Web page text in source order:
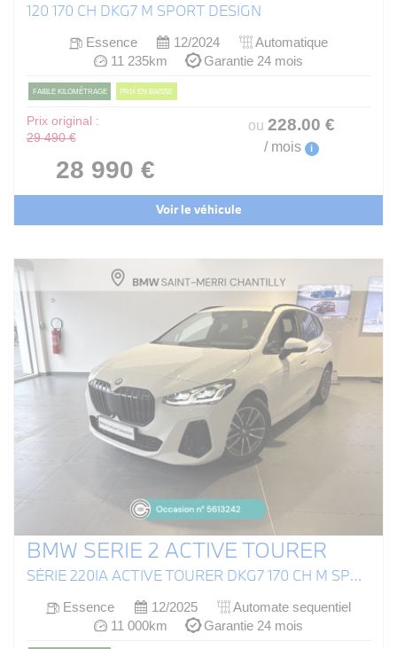
120 170 CH DKG7 M SPORT DESIGN
Essence 12/2024
Automatique
11 235km
Garantie 24 mois
FAIBLE KILOMÉTRAGE PRIX EN BAISSE
Prix original :
29 490 €
28 990 €
ou 228.00 €
/ mois i
Voir le véhicule
BMW SERIE 2 ACTIVE TOURER
SÉRIE 220IA ACTIVE TOURER DKG7 170 CH M SPORT (U06)
Essence 12/2025
Automate sequentiel
11 000km
Garantie 24 mois